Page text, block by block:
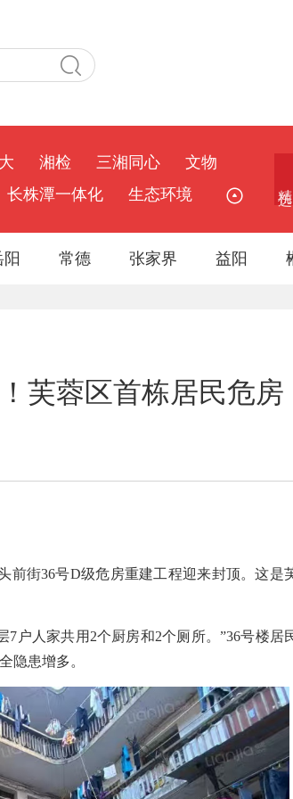
湘检 三湘同心
文物
长株潭一体化 生态环境
阳 常德 张家界 益阳
芙蓉区首栋居民危房
前街36号D级危房重建工程迎来封顶。这是
7 户人家共用 2个厨房和2个厕所。”36号楼居
隐患增多。